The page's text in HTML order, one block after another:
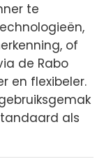
te
of
de Rabo
en flexibeler.
als